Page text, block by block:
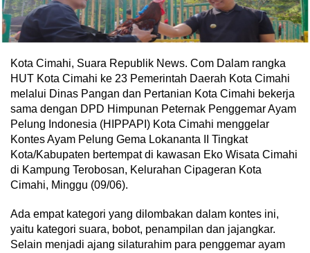
Kota Cimahi, Suara Republik News. Com Dalam rangka
HUT Kota Cimahi ke 23 Pemerintah Daerah Kota Cimahi
melalui Dinas Pangan dan Pertanian Kota Cimahi bekerja
sama dengan DPD Himpunan Peternak Penggemar Ayam
Pelung Indonesia (HIPPAPI) Kota Cimahi menggelar
Kontes Ayam Pelung Gema Lokananta II Tingkat
Kota/Kabupaten bertempat di kawasan Eko Wisata Cimahi
di Kampung Terobosan, Kelurahan Cipageran Kota
Cimahi, Minggu (09/06).
Ada empat kategori yang dilombakan dalam kontes ini,
yaitu kategori suara, bobot, penampilan dan jajangkar.
Selain menjadi ajang silaturahim para penggemar ayam